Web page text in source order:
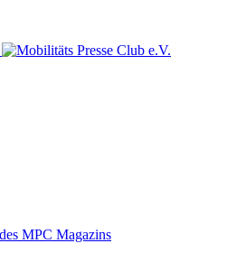
MPC Magazins